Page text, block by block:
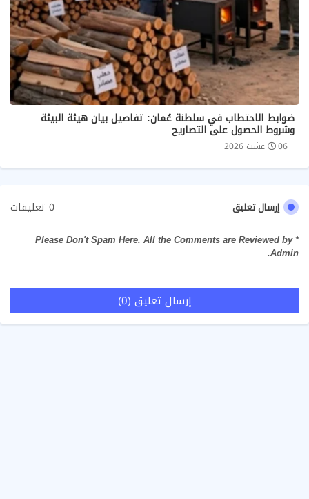
ضوابط الاحتطاب في سلطنة عُمان: تفاصيل بيان هيئة البيئة
وشروط الحصول على التصاريح
06 غشت 2026
إرسال تعليق 0 تعليقات
* Please Don't Spam Here. All the Comments are Reviewed by
Admin.
إرسال تعليق (0)